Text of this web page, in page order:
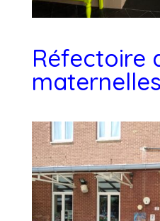
Réfectoire